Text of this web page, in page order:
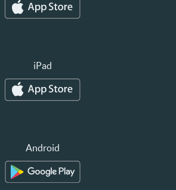
iPad
Android